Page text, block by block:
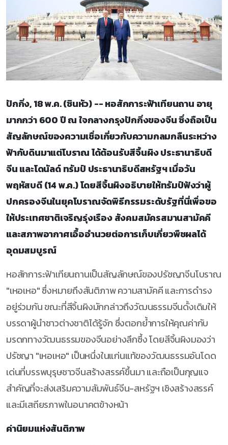
ปักกิ่ง, 18 พ.ค. (ซินหัว) -- หอสักการะฟ้าเทียนถาน อายุ
มากกว่า 600 ปี ณ ใจกลางกรุงปักกิ่งของจีน ซึ่งถือเป็น
สัญลักษณ์ของความเชื่อเกี่ยวกับความกลมกลืนระหว่าง
ฟ้ากับดินมาแต่โบราณ ได้ต้อนรับสีจิ้นผิง ประธานาธิบดี
จีน และโดนัลด์ ทรัมป์ ประธานาธิบดีสหรัฐฯ เมื่อวัน
พฤหัสบดี (14 พ.ค.) โดยสีจิ้นผิงอธิบายให้ทรัมป์ฟังว่าผู้
ปกครองจีนในยุคโบราณจัดพิธีกรรมระดับรัฐที่นี่เพื่อขอ
ให้ประเทศชาติเจริญรุ่งเรือง สังคมสมัครสมานสามัคคี
และสภาพอากาศเอื้ออำนวยต่อการเก็บเกี่ยวพืชผลได้
อุดมสมบูรณ์
หอสักการะฟ้าเทียนถานเป็นสัญลักษณ์ของปรัชญาจีนโบราณ
"เหอเหอ" ซึ่งหมายถึงสันติภาพ ความสามัคคี และการดำรง
อยู่ร่วมกัน ขณะที่สีจิ้นผิงมักกล่าวถึงวัฒนธรรมจีนดั้งเดิมให้
บรรดาผู้นำชาวต่างชาติได้รู้จัก ซึ่งตอกย้ำการให้คุณค่ากับ
มรดกทางวัฒนธรรมของจีนอย่างลึกซึ้ง โดยสีจิ้นผิงมองว่า
ปรัชญา "เหอเหอ" เป็นหนึ่งในแก่นแท้ของวัฒนธรรมอันโดด
เด่นที่บรรพบุรุษชาวจีนสร้างสรรค์ขึ้นมา และถือเป็นกุญแจ
สำคัญที่จะส่งเสริมความสัมพันธ์จีน-สหรัฐฯ เชิงสร้างสรรค์
และมีเสถียรภาพในอนาคตข้างหน้า
ค่านิยมแห่งสันติภาพ